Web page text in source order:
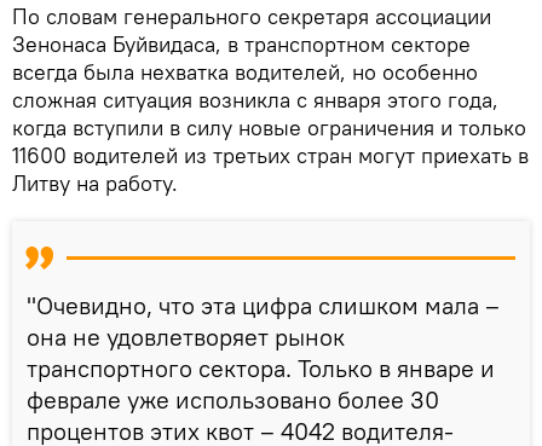
По словам генерального секретаря ассоциации
Зенонаса Буйвидаса, в транспортном секторе
всегда была нехватка водителей, но особенно
сложная ситуация возникла с января этого года,
когда вступили в силу новые ограничения и только
11600 водителей из третьих стран могут приехать в
Литву на работу.
"Очевидно, что эта цифра слишком мала –
она не удовлетворяет рынок
транспортного сектора. Только в январе и
феврале уже использовано более 30
процентов этих квот – 4042 водителя-